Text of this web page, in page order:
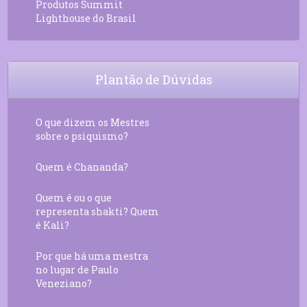
Produtos Summit
Lighthouse do Brasil
Plantão de Dúvidas
O que dizem os Mestres
sobre o psiquismo?
Quem é Chananda?
Quem é ou o que
representa shakti? Quem
é Kali?
Por que há uma mestra
no lugar de Paulo
Veneziano?